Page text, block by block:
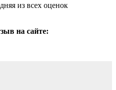
из всех оценок
на сайте: